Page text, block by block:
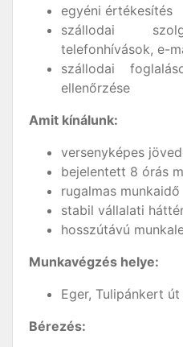
egyéni értékesítés
szállodai
telefonhívások, e-
szállodai
ellenőrzése
Amit kínálunk:
versenyképes
bejelentett 8 órás
rugalmas munkaidő
stabil vállalati
hosszútávú
Munkavégzés helye:
Eger, Tulipánkert út
Bérezés: